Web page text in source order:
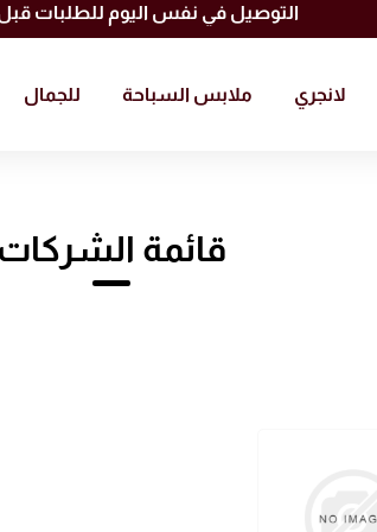
الارجاع والتبديل مجانا * تطبق
لانجري ملابس السباحة للجمال
قائمة الشركات